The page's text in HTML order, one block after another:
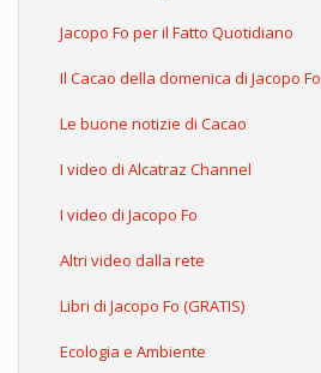
Jacopo Fo per il Fatto Quotidiano
Il Cacao della domenica di Jacopo Fo
Le buone notizie di Cacao
I video di Alcatraz Channel
I video di Jacopo Fo
Altri video dalla rete
Libri di Jacopo Fo (GRATIS)
Ecologia e Ambiente